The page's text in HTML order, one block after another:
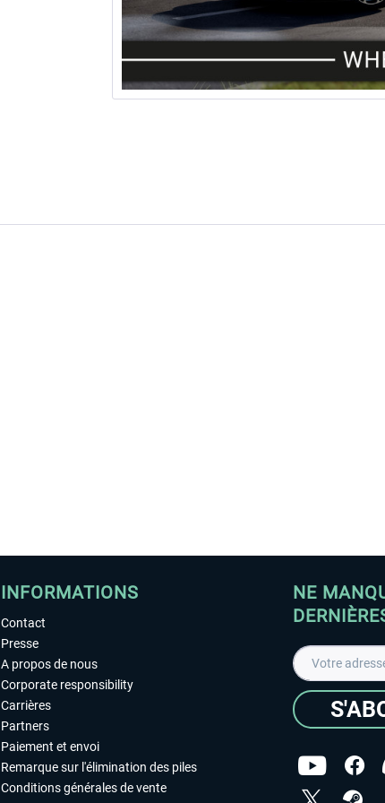
INFORMATIONS
Contact
Presse
A propos de nous
Corporate responsibility
Carrières
Partners
Paiement et envoi
Remarque sur l'élimination des piles
Conditions générales de vente
NE